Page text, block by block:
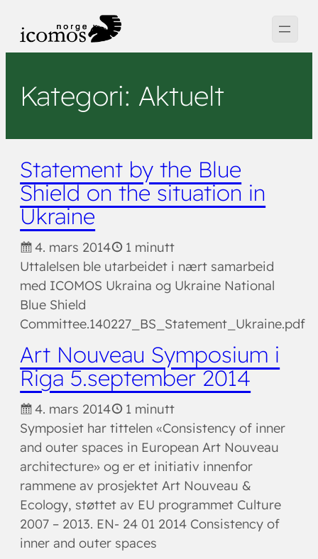
innhold
Kategori: Aktuelt
Statement by the Blue
Shield on the situation in
Ukraine
4. mars 2014
1 minutt
Uttalelsen ble utarbeidet i nært samarbeid
med ICOMOS Ukraina og Ukraine National
Blue Shield
Committee.140227_BS_Statement_Ukraine.pdf
Art Nouveau Symposium i
Riga 5.september 2014
4. mars 2014
1 minutt
Symposiet har tittelen «Consistency of inner
and outer spaces in European Art Nouveau
architecture» og er et initiativ innenfor
rammene av prosjektet Art Nouveau &
Ecology, støttet av EU programmet Culture
2007 – 2013. EN- 24 01 2014 Consistency of
inner and outer spaces